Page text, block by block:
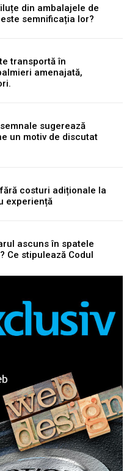
din ambalajele de
semnificația lor?
transportă în
amenajată,
sugerează
un motiv de discutat
costuri adiționale la
experiență
ascuns în spatele
Ce stipulează Codul